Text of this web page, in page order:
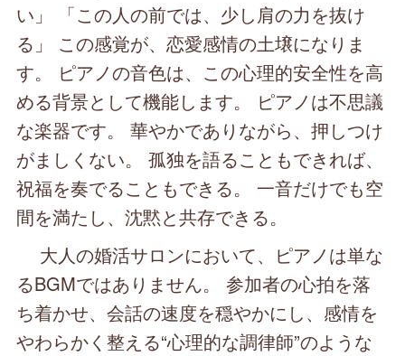
い」 「この人の前では、少し肩の力を抜け
る」 この感覚が、恋愛感情の土壌になりま
す。 ピアノの音色は、この心理的安全性を高
める背景として機能します。 ピアノは不思議
な楽器です。 華やかでありながら、押しつけ
がましくない。 孤独を語ることもできれば、
祝福を奏でることもできる。 一音だけでも空
間を満たし、沈黙と共存できる。
大人の婚活サロンにおいて、ピアノは単な
るBGMではありません。 参加者の心拍を落
ち着かせ、会話の速度を穏やかにし、感情を
やわらかく整える“心理的な調律師”のような